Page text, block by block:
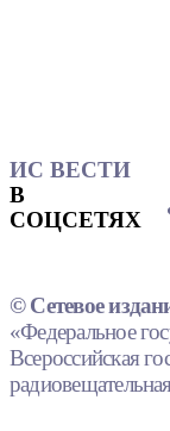
ИС ВЕСТИ
В
СОЦСЕТЯХ
© Сетевое
«Федеральное
Всероссийская